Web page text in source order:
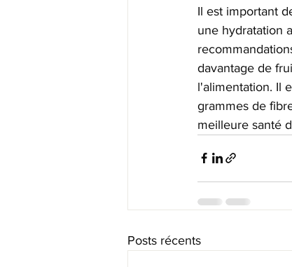
Il est important
une hydratation
davantage de
l'alimentation. Il
grammes de
meilleure santé
Posts récents